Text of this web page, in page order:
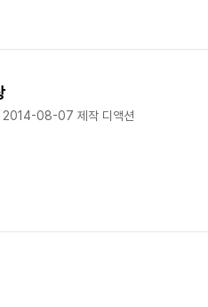
2014-08-07 제작 디액션